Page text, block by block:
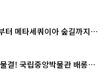
터 메타세쿼이아 숲길까지…
결! 국립중앙박물관 배롱나